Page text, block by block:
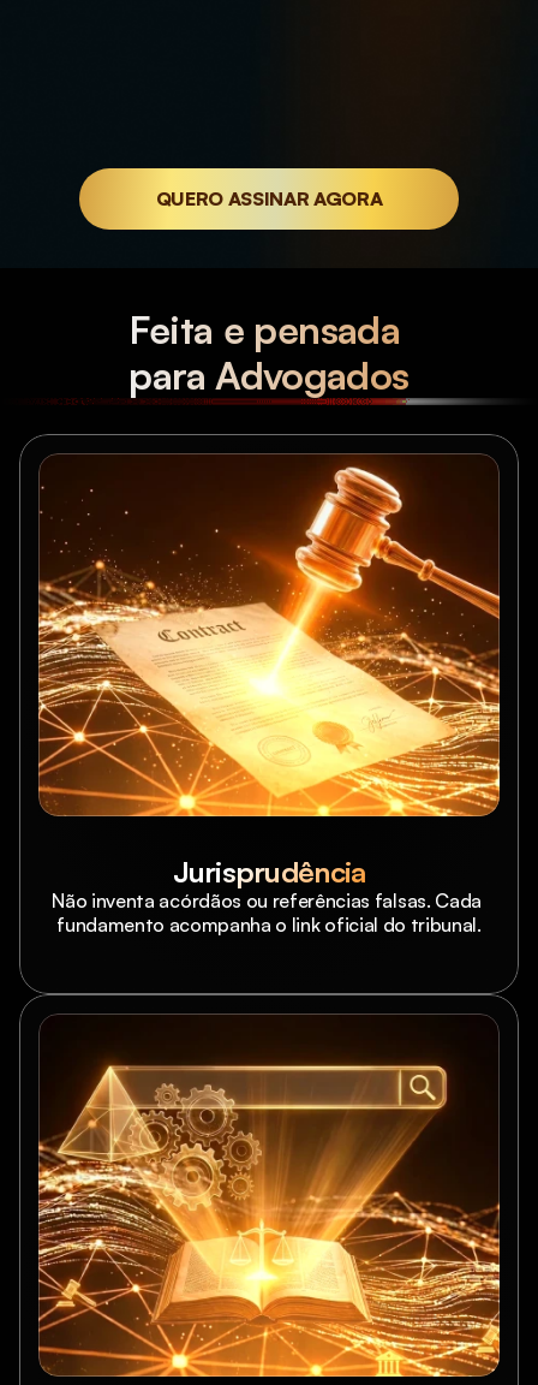
QUERO ASSINAR AGORA
Feita e pensada
para Advogados
Jurisprudência
Não inventa acórdãos ou referências falsas. Cada
fundamento acompanha o link oficial do tribunal.